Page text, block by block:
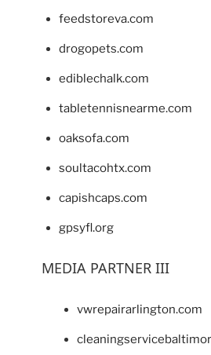
feedstoreva.com
drogopets.com
ediblechalk.com
tabletennisnearme.com
oaksofa.com
soultacohtx.com
capishcaps.com
gpsyfl.org
MEDIA PARTNER III
vwrepairarlington.com